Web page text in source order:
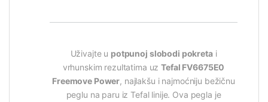
Uživajte u potpunoj slobodi pokretai
vrhunskim rezultatima uzTefal FV6675E0
Freemove Power, najlakšu i najmoćniju bežičnu
peglu na paru iz Tefal linije. Ova pegla je